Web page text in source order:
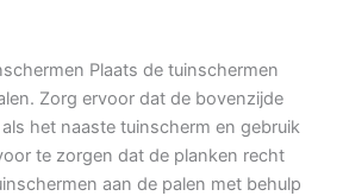
Plaats de tuinschermen
Zorg ervoor dat de bovenzijde
het naaste tuinscherm en gebruik
te zorgen dat de planken recht
aan de palen met behulp